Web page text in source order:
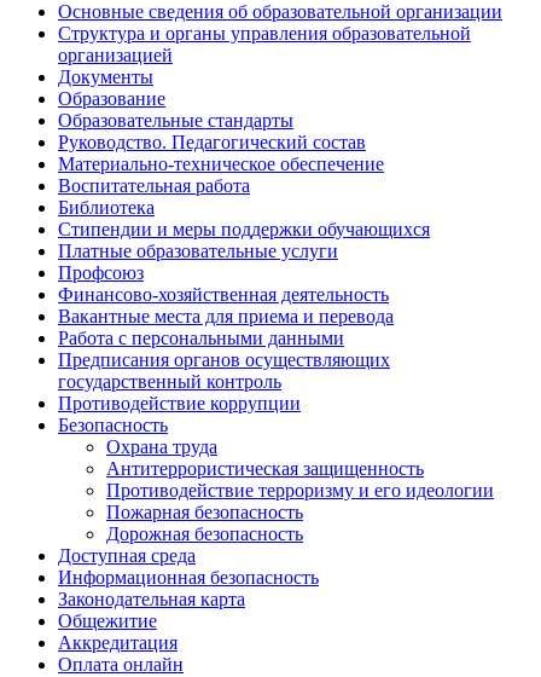
Основные сведения об образовательной организации
Структура и органы управления образовательной
организацией
Документы
Образование
Образовательные стандарты
Руководство. Педагогический состав
Материально-техническое обеспечение
Воспитательная работа
Библиотека
Стипендии и меры поддержки обучающихся
Платные образовательные услуги
Профсоюз
Финансово-хозяйственная деятельность
Вакантные места для приема и перевода
Работа с персональными данными
Предписания органов осуществляющих
государственный контроль
Противодействие коррупции
Безопасность
Охрана труда
Антитеррористическая защищенность
Противодействие терроризму и его идеологии
Пожарная безопасность
Дорожная безопасность
Доступная среда
Информационная безопасность
Законодательная карта
Общежитие
Аккредитация
Оплата онлайн